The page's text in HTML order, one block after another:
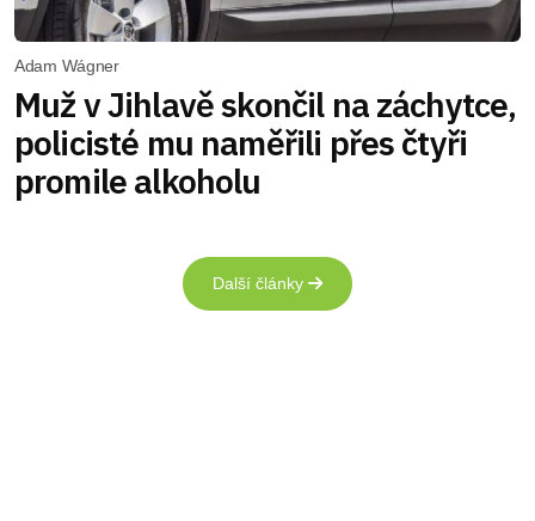
Adam Wágner
Muž v Jihlavě skončil na záchytce,
policisté mu naměřili přes čtyři
promile alkoholu
Další články